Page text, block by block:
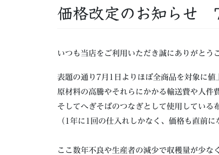
価格改定のお知らせ
いつも当店をご利用いただき誠にありがとう
表題の通り7月1日よりほぼ全商品を対象に値
原材料の高騰やそれらにかかる輸送費や人件
そしてへぎそばのつなぎとして使用している
（1年に1回の仕入れしかなく、価格も直前に
ここ数年不良や生産者の減少で収穫量が少な